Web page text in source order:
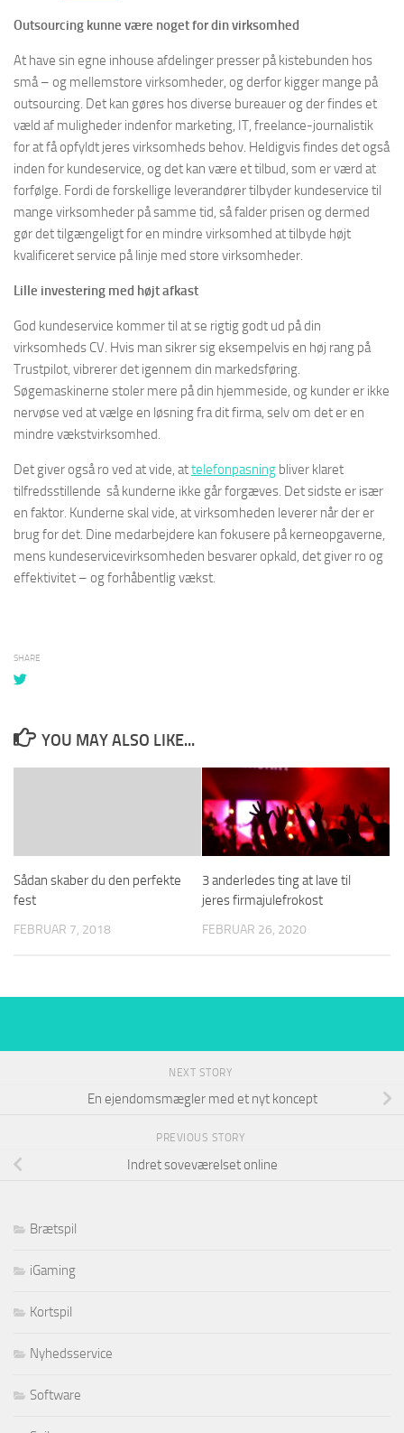
Outsourcing kunne være noget for din virksomhed
At have sin egne inhouse afdelinger presser på kistebunden hos
små – og mellemstore virksomheder, og derfor kigger mange på
outsourcing. Det kan gøres hos diverse bureauer og der findes et
væld af muligheder indenfor marketing, IT, freelance-journalistik
for at få opfyldt jeres virksomheds behov. Heldigvis findes det også
inden for kundeservice, og det kan være et tilbud, som er værd at
forfølge. Fordi de forskellige leverandører tilbyder kundeservice til
mange virksomheder på samme tid, så falder prisen og dermed
gør det tilgængeligt for en mindre virksomhed at tilbyde højt
kvalificeret service på linje med store virksomheder.
Lille investering med højt afkast
God kundeservice kommer til at se rigtig godt ud på din
virksomheds CV. Hvis man sikrer sig eksempelvis en høj rang på
Trustpilot, vibrerer det igennem din markedsføring.
Søgemaskinerne stoler mere på din hjemmeside, og kunder er ikke
nervøse ved at vælge en løsning fra dit firma, selv om det er en
mindre vækstvirksomhed.
Det giver også ro ved at vide, attelefonpasning bliver klaret
tilfredsstillende så kunderne ikke går forgæves. Det sidste er især
en faktor. Kunderne skal vide, at virksomheden leverer når der er
brug for det. Dine medarbejdere kan fokusere på kerneopgaverne,
mens kundeservicevirksomheden besvarer opkald, det giver ro og
effektivitet – og forhåbentlig vækst.
SHARE
YOU MAY ALSO LIKE...
Sådan skaber du den perfekte
fest
FEBRUAR 7, 2018
3 anderledes ting at lave til
jeres firmajulefrokost
FEBRUAR 26, 2020
NEXT STORY
En ejendomsmægler med et nyt koncept
PREVIOUS STORY
Indret soveværelset online
Brætspil
iGaming
Kortspil
Nyhedsservice
Software